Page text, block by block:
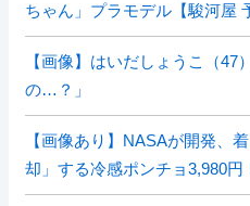
ちゃん」プラモデル【駿河屋
【画像】はいだしょうこ（47
の…？」
【画像あり】NASAが開発、
却」する冷感ポンチョ3,980円